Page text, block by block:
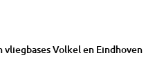
Volkel en Eindhoven